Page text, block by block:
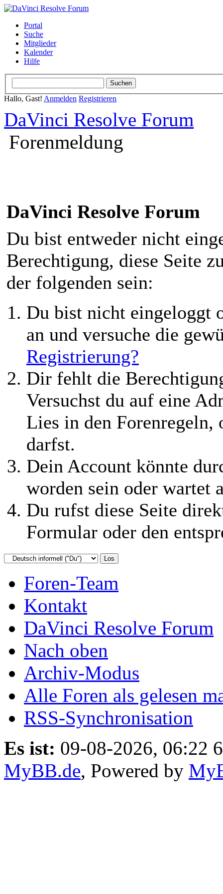
Portal
Suche
Mitglieder
Kalender
Hilfe
Hallo, Gast! Anmelden Registrieren
DaVinci Resolve Forum
Forenmeldung
DaVinci Resolve Forum
Du bist entweder nicht
Berechtigung, diese Seite
der folgenden sein:
Du bist nicht eingeloggt
an und versuche die
Registrierung?
Dir fehlt die
Versuchst du auf eine
Lies in den Forenregeln,
darfst.
Dein Account könnte
worden sein oder wartet
Du rufst diese Seite
Formular oder den
Foren-Team
Kontakt
DaVinci Resolve Forum
Nach oben
Archiv-Modus
Alle Foren als gelesen
RSS-Synchronisation
Es ist: 09-08-2026, 06:22 6
MyBB.de, Powered by